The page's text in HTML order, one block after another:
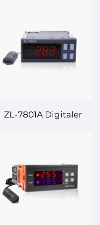
Mehrfunktions-
ZL-7801A Digitaler
Temperaturregelung
für vielfältige
Anwendungen